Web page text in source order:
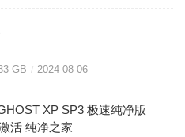
GB 2024-08-06
XP SP3 极速纯净版
活 纯净之家